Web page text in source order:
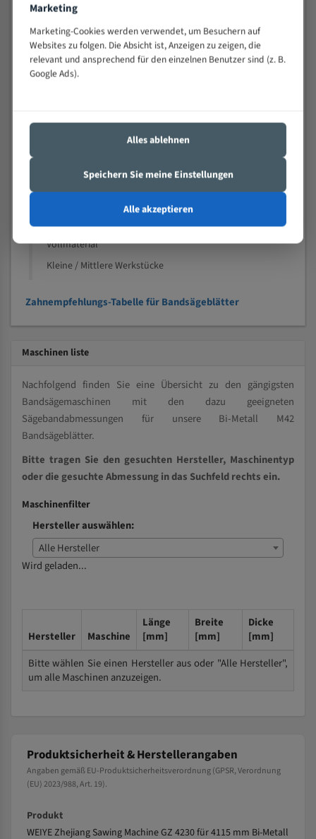
Technische Beschreibung:
Positiver Spanwinkel
Bandkörper aus hochlegiertem Federstahl
Nichteisenmetalle
Speziell entwickelt für Profile / Rohre
Kleine und mittlere Profile / Kleine Durchmesser
Vollmaterial
Kleine / Mittlere Werkstücke
Zahnempfehlungs-Tabelle für Bandsägeblätter
Maschinen liste
Nachfolgend finden Sie eine Übersicht zu den gängigsten
Bandsägemaschinen mit den dazu geeigneten
Sägebandabmessungen für unsere Bi-Metall M42
Bandsägeblätter.
Bitte tragen Sie den gesuchten Hersteller, Maschinentyp
oder die gesuchte Abmessung in das Suchfeld rechts ein.
Maschinenfilter
Hersteller auswählen:
Alle Hersteller
Wird geladen...
Hersteller Maschine
Länge
[mm]
Breite
[mm]
Dicke
[mm]
Bitte wählen Sie einen Hersteller aus oder "Alle Hersteller",
um alle Maschinen anzuzeigen.
Produktsicherheit & Herstellerangaben
Angaben gemäß EU-Produktsicherheitsverordnung (GPSR, Verordnung
(EU) 2023/988, Art. 19).
Produkt
WEIYE Zhejiang Sawing Machine GZ 4230 für 4115 mm Bi-Metall
Marketing
Marketing-Cookies werden verwendet, um Besuchern auf
Websites zu folgen. Die Absicht ist, Anzeigen zu zeigen, die
relevant und ansprechend für den einzelnen Benutzer sind (z. B.
Google Ads).
Alles ablehnen
Speichern Sie meine Einstellungen
Alle akzeptieren